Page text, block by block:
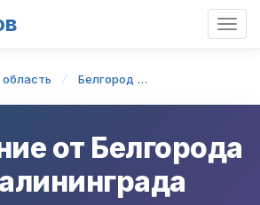
Белгород
от Белгорода